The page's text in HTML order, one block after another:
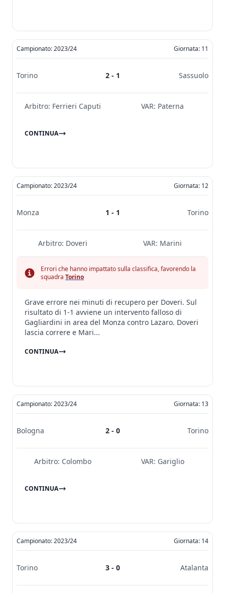
Campionato: 2023/24 Giornata: 11
Torino 2 - 1 Sassuolo
Arbitro: Ferrieri Caputi VAR: Paterna
CONTINUA
Campionato: 2023/24 Giornata: 12
Monza 1 - 1 Torino
Arbitro: Doveri VAR: Marini
Errori che hanno impattato sulla classifica, favorendo la
squadra Torino
Grave errore nei minuti di recupero per Doveri. Sul
risultato di 1-1 avviene un intervento falloso di
Gagliardini in area del Monza contro Lazaro. Doveri
lascia correre e Mari...
CONTINUA
Campionato: 2023/24 Giornata: 13
Bologna 2 - 0 Torino
Arbitro: Colombo VAR: Gariglio
CONTINUA
Campionato: 2023/24 Giornata: 14
Torino 3 - 0 Atalanta